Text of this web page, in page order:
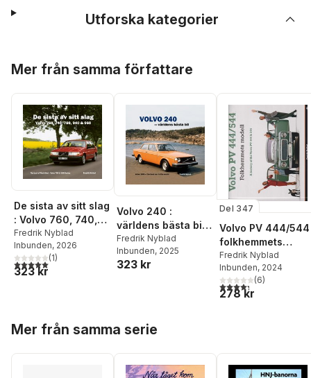
Utforska kategorier
Mer från samma författare
De sista av sitt slag
: Volvo 760, 740,
780, 940 & 960 /
The last of their
kind : Volvo 700 &
900 series
Fredrik Nyblad
Inbunden, 2026
5,0utav 5 stjärnor. Totalt antal röster:
(1)
323 kr
Volvo 240 :
världens bästa bil /
Volvo 240 : the
best car in the
world
Fredrik Nyblad
Inbunden, 2025
323 kr
Del 347
Volvo PV 444/544
folkhemmets
modell / A history
of the Volvo PV
444 & 544
Fredrik Nyblad
Inbunden, 2024
4,3utav 5 stjärnor.
(6)
278 kr
Mer från samma serie